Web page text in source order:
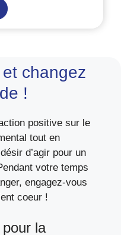
Thomas
posture
»
changez
!
positive sur le
tout en
d’agir pour un
votre temps
engagez-vous
coeur !
la